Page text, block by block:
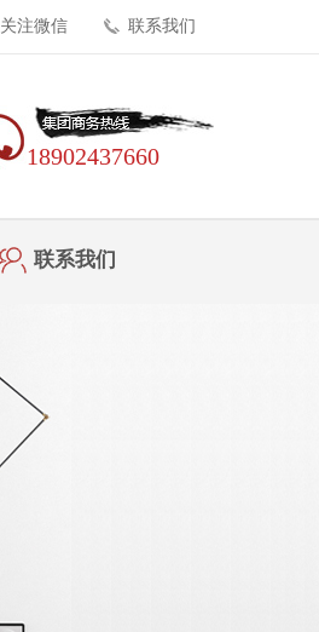
关注微信 联系我们
18902437660
联系我们